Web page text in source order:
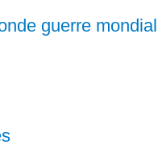
guerre